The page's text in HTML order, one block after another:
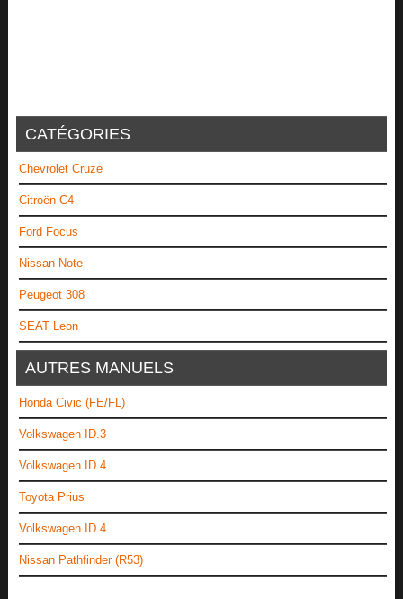
CATÉGORIES
Chevrolet Cruze
Citroën C4
Ford Focus
Nissan Note
Peugeot 308
SEAT Leon
AUTRES MANUELS
Honda Civic (FE/FL)
Volkswagen ID.3
Volkswagen ID.4
Toyota Prius
Volkswagen ID.4
Nissan Pathfinder (R53)